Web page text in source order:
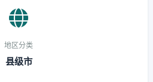
地区分类
县级市